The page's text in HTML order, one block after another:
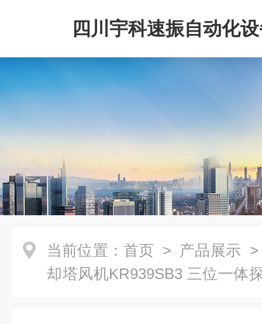
四川宇科速振自动化
公司
当前位置： 首页 > 产品展示
却塔风机KR939SB3 三位一体